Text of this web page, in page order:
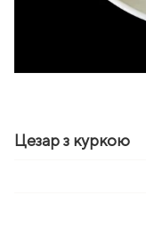
Цезар з куркою